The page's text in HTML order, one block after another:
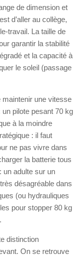
de dimension et
d’aller au collège,
travail. La taille de
garantir la stabilité
et la capacité à
le soleil (passage
une vitesse
pilote pesant 70 kg
à la moindre
: il faut
ne pas vivre dans
la batterie tous
un adulte sur un
désagréable dans
(ou hydrauliques
pour stopper 80 kg
distinction
On se retrouve